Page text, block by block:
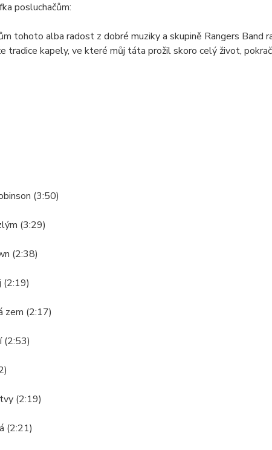
posluchačům:
tohoto alba radost z dobré muziky a skupině Rangers Band
tradice kapely, ve které můj táta prožil skoro celý život,
(3:50)
(3:29)
(2:38)
(2:19)
zem (2:17)
(2:53)
(2:19)
(2:21)